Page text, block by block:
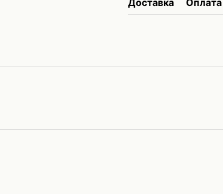
Доставка Оплата